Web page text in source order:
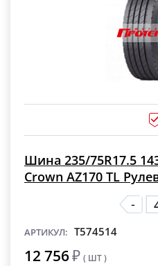
Шина 235/75R17.5
Crown AZ170 TL
-
АРТИКУЛ: T574514
12 756₽ ( ШТ )